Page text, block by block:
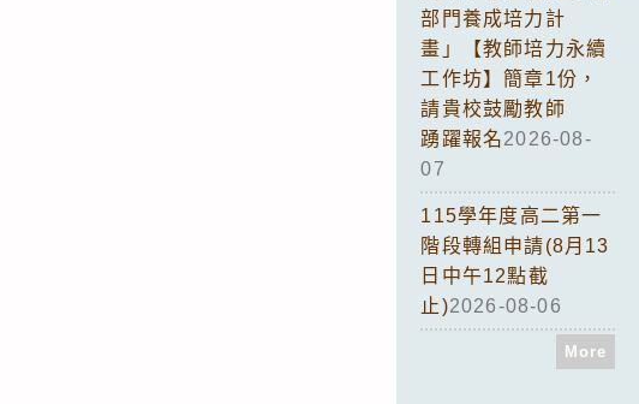
部門養成培力計
畫」【教師培力永續
工作坊】簡章1份，
請貴校鼓勵教師
踴躍報名2026-08-
07
115學年度高二第一
階段轉組申請(8月13
日中午12點截
止)2026-08-06
More